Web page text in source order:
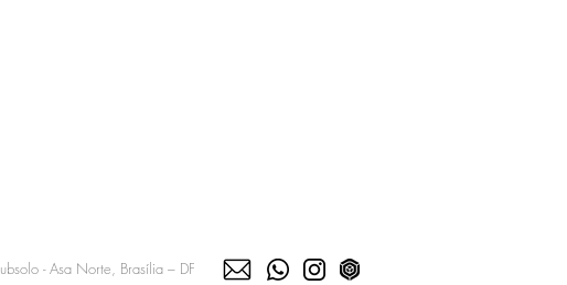
- Asa Norte, Brasília – DF